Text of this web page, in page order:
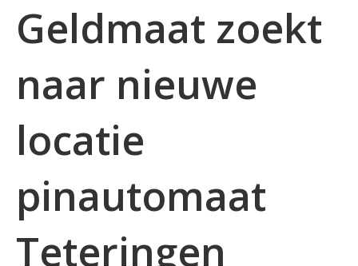
Geldmaat zoekt
naar nieuwe
locatie
pinautomaat
Teteringen